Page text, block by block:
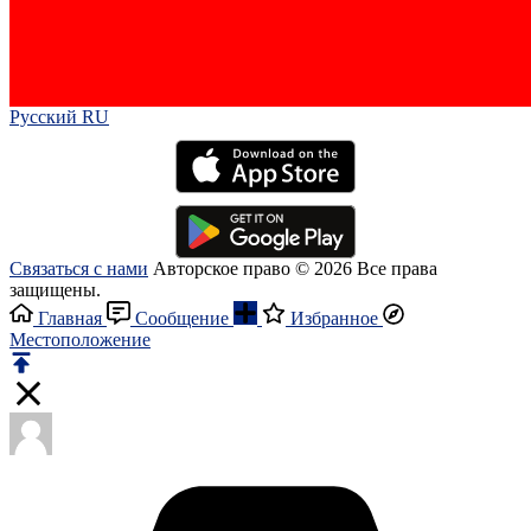
Русский RU‎
Связаться с нами Авторское право © 2026 Все права
защищены.
Главная
Сообщение
Избранное
Местоположение